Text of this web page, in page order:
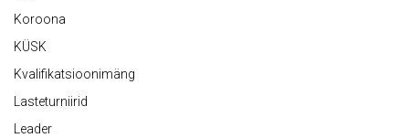
Koroona
KÜSK
Kvalifikatsioonimäng
Lasteturniirid
Leader